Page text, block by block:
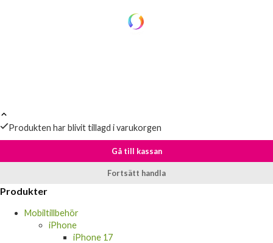
Produkten har blivit tillagd i varukorgen
Gå till kassan
Fortsätt handla
Produkter
Mobiltillbehör
iPhone
iPhone 17